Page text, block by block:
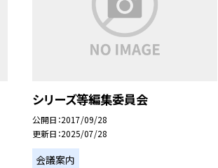
シリーズ等編集委員会
公開日 2017/09/28
更新日 2025/07/28
会議案内